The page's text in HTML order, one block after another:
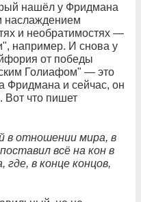
нашёл у Фридмана
наслаждением
и необратимостях —
например. И снова у
от победы
Голиафом" — это
Фридмана и сейчас, он
Вот что пишет
в отношении мира, в
всё на кон в
где, в конце концов,